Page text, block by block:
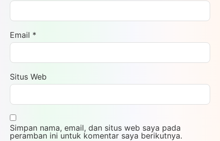
Email *
Situs Web
Simpan nama, email, dan situs web saya pada
peramban ini untuk komentar saya berikutnya.